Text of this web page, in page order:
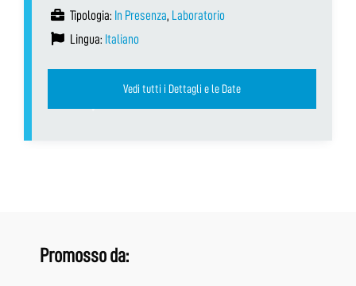
Tipologia: In Presenza, Laboratorio
Lingua: Italiano
Vedi tutti i Dettagli e le Date
Promosso da: